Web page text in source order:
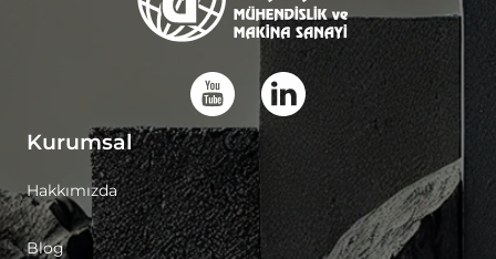
Kurumsal
Hakkımızda
Blog